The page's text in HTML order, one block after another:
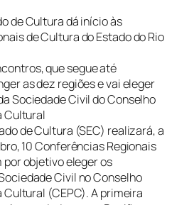
de Cultura dá início às
de Cultura do Estado do Rio
que segue até
as dez regiões e vai eleger
Sociedade Civil do Conselho
Cultural
de Cultura (SEC) realizará, a
10 Conferências Regionais
objetivo eleger os
Civil no Conselho
(CEPC). A primeira